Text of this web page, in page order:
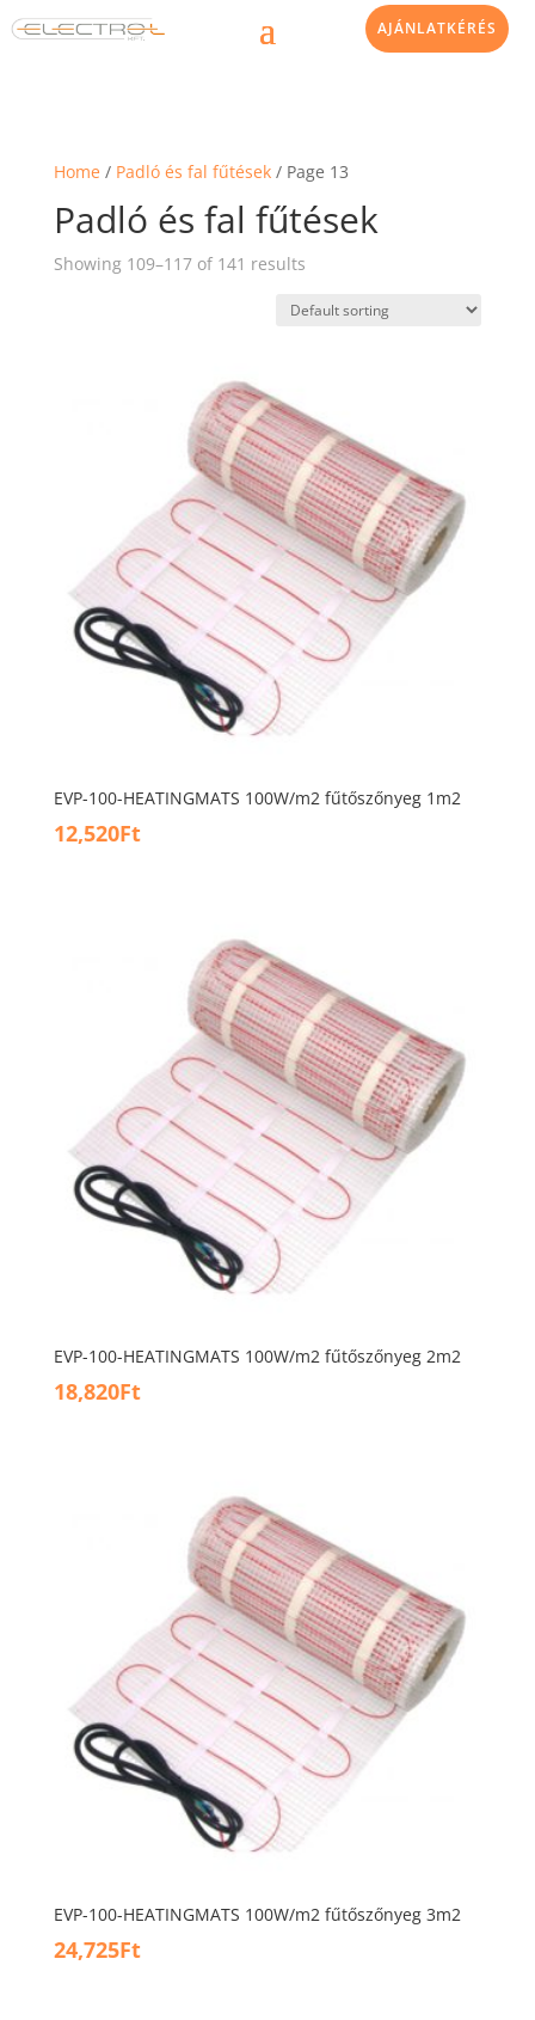
AJÁNLATKÉRÉS
Home / Padló és fal fűtések/ Page 13
Padló és fal fűtések
Showing 109–117 of 141 results
EVP-100-HEATINGMATS 100W/m2 fűtőszőnyeg 1m2
12,520Ft
EVP-100-HEATINGMATS 100W/m2 fűtőszőnyeg 2m2
18,820Ft
EVP-100-HEATINGMATS 100W/m2 fűtőszőnyeg 3m2
24,725Ft